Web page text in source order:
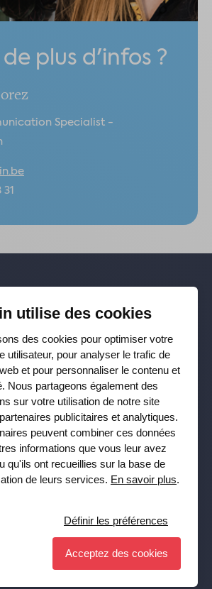
de plus d'infos ?
Specialist -
e de nos
suivez-nous sur
,X,LinkedIn&
newsletter
Souscrire
utilise des cookies
des cookies pour optimiser votre
utilisateur, pour analyser le trafic de
et pour personnaliser le contenu et
Nous partageons également des
sur votre utilisation de notre site
publicitaires et analytiques.
peuvent combiner ces données
informations que vous leur avez
qu'ils ont recueillies sur la base de
de leurs services. En savoir plus.
Définir les préférences
Acceptez des cookies